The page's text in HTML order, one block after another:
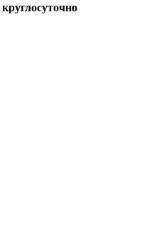
круглосуточно